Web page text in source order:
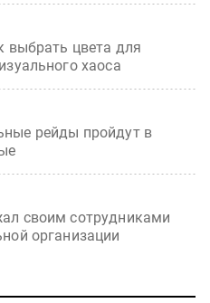
выбрать цвета для
хаоса
рейды пройдут в
своим сотрудниками
организации